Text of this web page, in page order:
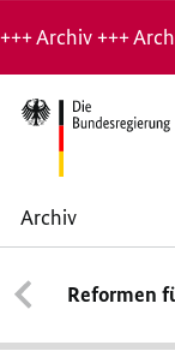
Hinweis:
Archiv-
Seite
+++ Archiv +++
Archiv
Faire
Aufteilung
der
CO2 -
Kosten
Reformen